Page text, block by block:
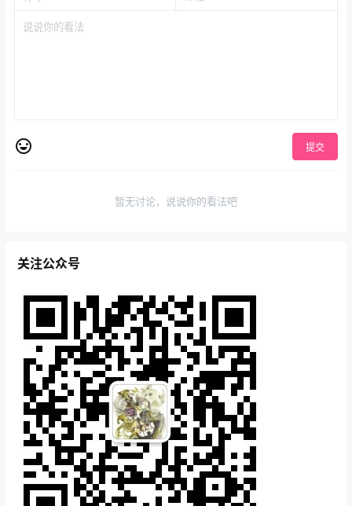
提交
暂无讨论，说说你的看法吧
关注公众号